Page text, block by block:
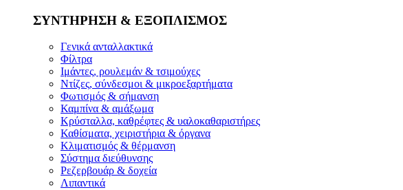
ΣΥΝΤΗΡΗΣΗ & ΕΞΟΠΛΙΣΜΟΣ
Γενικά ανταλλακτικά
Φίλτρα
Ιμάντες, ρουλεμάν & τσιμούχες
Ντίζες, σύνδεσμοι & μικροεξαρτήματα
Φωτισμός & σήμανση
Καμπίνα & αμάξωμα
Κρύσταλλα, καθρέφτες & υαλοκαθαριστήρες
Καθίσματα, χειριστήρια & όργανα
Κλιματισμός & θέρμανση
Σύστημα διεύθυνσης
Ρεζερβουάρ & δοχεία
Λιπαντικά